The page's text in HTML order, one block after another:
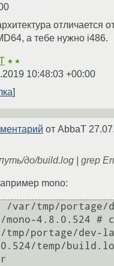
отличается
а тебе нужно i486.
★★
10:48:03 +00:00
от AbbaT
до/build.log | grep
mono:
/var/tmp/portage/
mono-4.8.0.524 #
tmp/portage/dev-
temp/